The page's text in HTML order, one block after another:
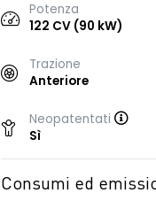
Potenza
122 CV (90 kW)
Trazione
Anteriore
Neopatentati
Sì
Consumi ed